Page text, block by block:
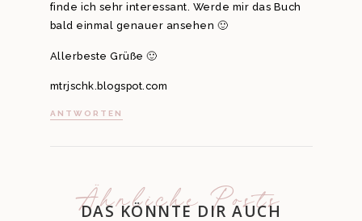
finde ich sehr interessant. Werde mir das Buch
bald einmal genauer ansehen 🙂
Allerbeste Grüße 🙂
mtrjschk.blogspot.com
ANTWORTEN
Ähnliche Posts
DAS KÖNNTE DIR AUCH